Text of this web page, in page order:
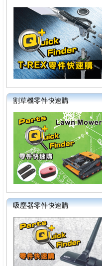
割草機零件快速購
吸塵器零件快速購